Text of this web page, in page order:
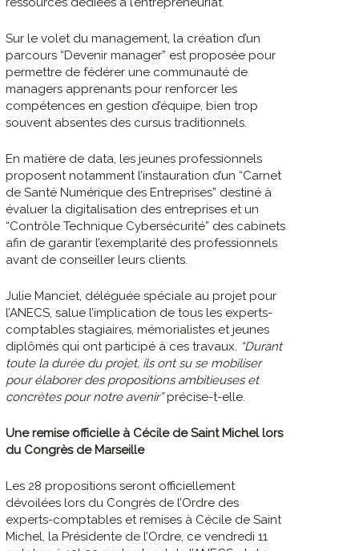
Sur le volet du management, la création d’un
parcours “Devenir manager” est proposée pour
permettre de fédérer une communauté de
managers apprenants pour renforcer les
compétences en gestion d’équipe, bien trop
souvent absentes des cursus traditionnels.
En matière de data, les jeunes professionnels
proposent notamment l’instauration d’un “Carnet
de Santé Numérique des Entreprises” destiné à
évaluer la digitalisation des entreprises et un
“Contrôle Technique Cybersécurité” des cabinets
afin de garantir l’exemplarité des professionnels
avant de conseiller leurs clients.
Julie Manciet, déléguée spéciale au projet pour
l’ANECS, salue l’implication de tous les experts-
comptables stagiaires, mémorialistes et jeunes
diplômés qui ont participé à ces travaux. “Durant
toute la durée du projet, ils ont su se mobiliser
pour élaborer des propositions ambitieuses et
concrètes pour notre avenir”précise-t-elle.
Une remise officielle à Cécile de Saint Michel lors
du Congrès de Marseille
Les 28 propositions seront officiellement
dévoilées lors du Congrès de l’Ordre des
experts-comptables et remises à Cécile de Saint
Michel, la Présidente de l’Ordre, ce vendredi 11